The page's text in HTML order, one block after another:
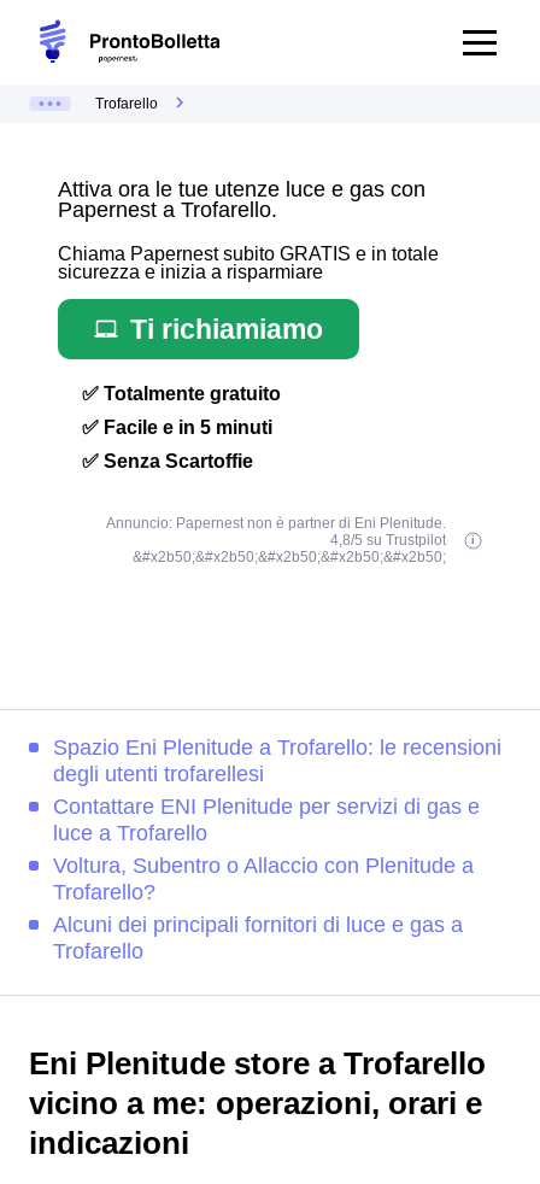
Trofarello
Attiva ora le tue utenze luce e gas con
Papernest a Trofarello.
Chiama Papernest subito GRATIS e in totale
sicurezza e inizia a risparmiare
Ti richiamiamo
✅ Totalmente gratuito
✅ Facile e in 5 minuti
✅ Senza Scartoffie
Annuncio: Papernest non è partner di Eni Plenitude.
4,8/5 su Trustpilot
&#x2b50;&#x2b50;&#x2b50;&#x2b50;&#x2b50;
Spazio Eni Plenitude a Trofarello: le recensioni
degli utenti trofarellesi
Contattare ENI Plenitude per servizi di gas e
luce a Trofarello
Voltura, Subentro o Allaccio con Plenitude a
Trofarello?
Alcuni dei principali fornitori di luce e gas a
Trofarello
Eni Plenitude store a Trofarello
vicino a me: operazioni, orari e
indicazioni